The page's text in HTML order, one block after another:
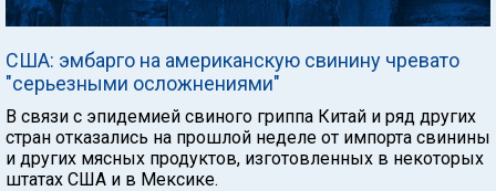
США: эмбарго на американскую свинину чревато
"серьезными осложнениями"
В связи с эпидемией свиного гриппа Китай и ряд других
стран отказались на прошлой неделе от импорта свинины
и других мясных продуктов, изготовленных в некоторых
штатах США и в Мексике.